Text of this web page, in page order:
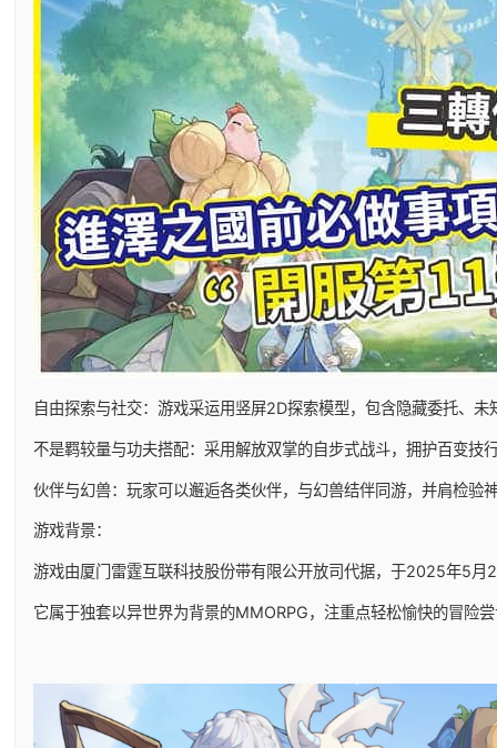
自由探索与社交：游戏采运用竖屏2D探索模型，包含隐藏委托、
不是羁较量与功夫搭配：采用解放双掌的自步式战斗，拥护百变技
伙伴与幻兽：玩家可以邂逅各类伙伴，与幻兽结伴同游，并肩检验
游戏背景：
游戏由厦门雷霆互联科技股份带有限公开放司代据，于2025年5
它属于独套以异世界为背景的MMORPG，注重点轻松愉快的冒险